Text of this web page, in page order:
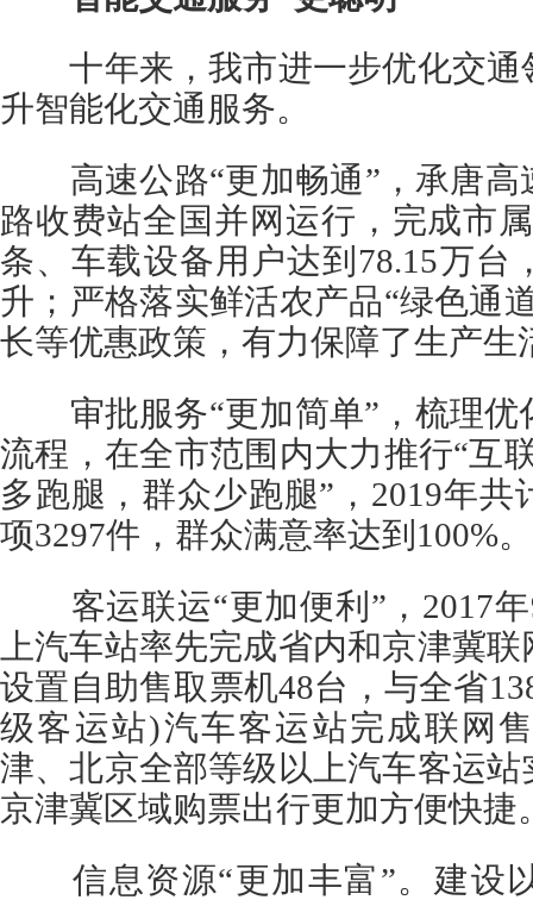
十年来，我市进一步优化交通
升智能化交通服务。
高速公路“更加畅通”，承唐高
路收费站全国并网运行，完成市
条、车载设备用户达到78.15万台
升；严格落实鲜活农产品“绿色通
长等优惠政策，有力保障了生产生
审批服务“更加简单”，梳理优
流程，在全市范围内大力推行“互
多跑腿，群众少跑腿”，2019年
项3297件，群众满意率达到100%。
客运联运“更加便利”，2017年
上汽车站率先完成省内和京津冀
设置自助售取票机48台，与全省
级客运站)汽车客运站完成联网
津、北京全部等级以上汽车客运
京津冀区域购票出行更加方便快捷
信息资源“更加丰富”。建设